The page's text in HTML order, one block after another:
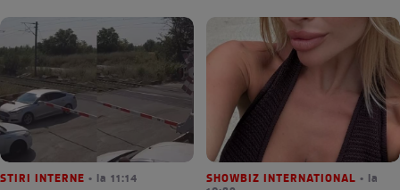
STIRI INTERNE • la 11:14 SHOWBIZ INTERNATIONAL • la